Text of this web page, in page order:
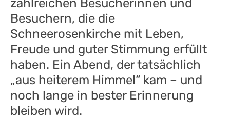
zahlreichen Besucherinnen und
Besuchern, die die
Schneerosenkirche mit Leben,
Freude und guter Stimmung erfüllt
haben. Ein Abend, der tatsächlich
„aus heiterem Himmel“ kam – und
noch lange in bester Erinnerung
bleiben wird.